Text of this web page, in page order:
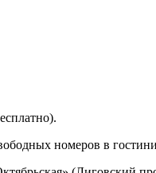
номеров в